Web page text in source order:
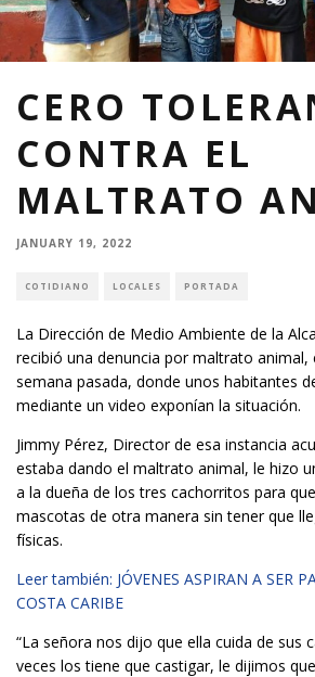
CERO
CONTRA EL
MALTRATO
JANUARY 19, 2022
COTIDIANO LOCALES PORTADA
La Dirección de Medio Ambiente de la
recibió una denuncia por maltrato animal,
semana pasada, donde unos habitantes
mediante un video exponían la situación.
Jimmy Pérez, Director de esa instancia
estaba dando el maltrato animal, le hizo
a la dueña de los tres cachorritos para
mascotas de otra manera sin tener que
físicas.
Leer también: JÓVENES ASPIRAN A SER
COSTA CARIBE
“La señora nos dijo que ella cuida de sus
veces los tiene que castigar, le dijimos